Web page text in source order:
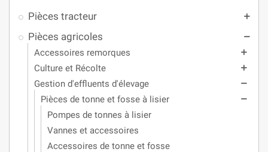
Pièces tracteur add
Pièces agricoles remove
Accessoires remorques add
Culture et Récolte add
Gestion d'effluents d'élevage remove
Pièces de tonne et fosse à lisier remove
Pompes de tonnes à lisier
Vannes et accessoires
Accessoires de tonne et fosse